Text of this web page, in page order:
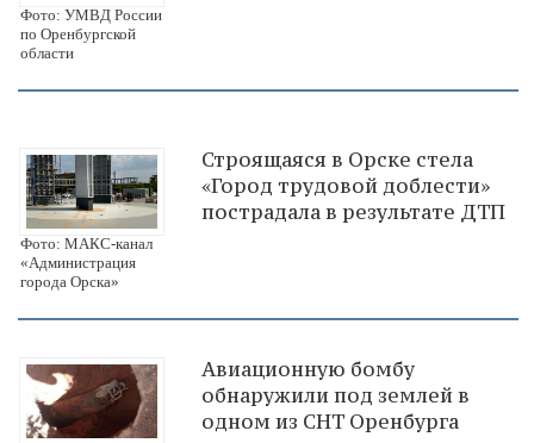
Фото: УМВД России
по Оренбургской
области
Фото: МАКС-канал
«Администрация
города Орска»
Строящаяся в Орске стела
«Город трудовой доблести»
пострадала в результате ДТП
Авиационную бомбу
обнаружили под землей в
одном из СНТ Оренбурга